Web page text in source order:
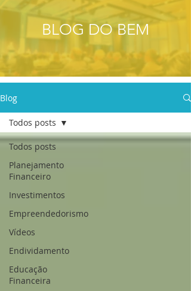
BLOG DO BEM
Blog
Todos posts
Planejamento
Financeiro
Investimentos
Empreendedorismo
Vídeos
Endividamento
Educação
Financeira
Todos posts